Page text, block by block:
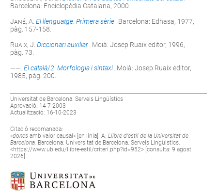
Barcelona: Enciclopèdia Catalana, 2000.
Jané, A.El llenguatge .Primera sèrie . Barcelona: Edhasa, 1977,
pàg. 157-158.
Ruaix, J .Diccionari auxiliar . Moià: Josep Ruaix editor, 1996,
pàg. 73.
——.El català/2 .Morfologia i sintaxi . Moià: Josep Ruaix editor,
1985, pàg. 200.
Universitat de Barcelona. Serveis Lingüístics
Aprovació: 14-7-2003
Actualització: 16-10-2023
Citació recomanada:
«doncs amb valor causal» [en línia]. A:Llibre d’estil de la Universitat de
Barcelona. Barcelona: Universitat de Barcelona. Serveis Lingüístics.
<https://www.ub.edu/llibre-estil/criteri.php?id=952> [consulta: 9 agost
2026].